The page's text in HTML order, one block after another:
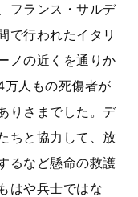
フランス・サルデ
で行われたイタリ
ノの近くを通りか
人もの死傷者が
りさまでした。デ
ちと協力して、放
るなど懸命の救護
はや兵士ではな